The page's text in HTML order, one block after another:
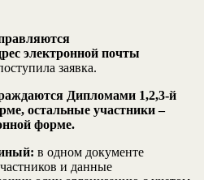
электронной почты
заявка.
Дипломами 1,2,3-й
остальные участники –
форме.
в одном документе
и данные